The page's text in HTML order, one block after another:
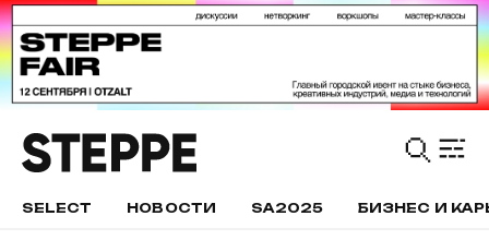
SELECT НОВОСТИ SA2025 БИЗНЕС И